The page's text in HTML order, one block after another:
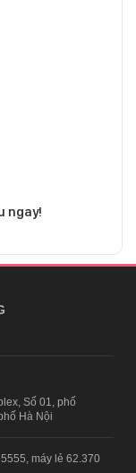
ngay!
Số 01, phố
Hà Nội
máy lẻ 62.370